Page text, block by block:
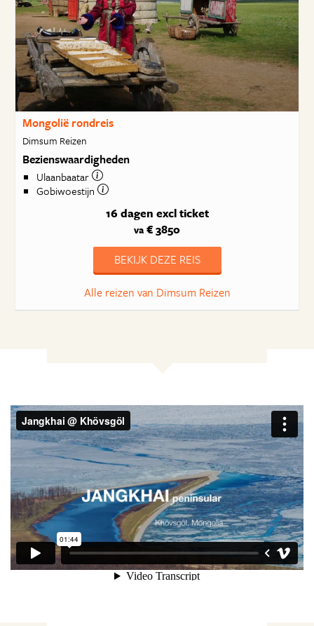
Mongolië rondreis
Dimsum Reizen
Bezienswaardigheden
Ulaanbaatar
Gobiwoestijn
16 dagen excl ticket
va € 3850
BEKIJK DEZE REIS
Alle reizen van Dimsum Reizen